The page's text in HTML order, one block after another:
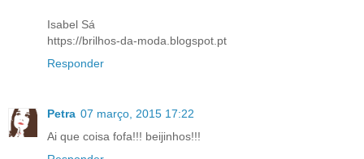
Isabel Sá
https://brilhos-da-moda.blogspot.pt
Responder
Petra 07 março, 2015 17:22
Ai que coisa fofa!!! beijinhos!!!